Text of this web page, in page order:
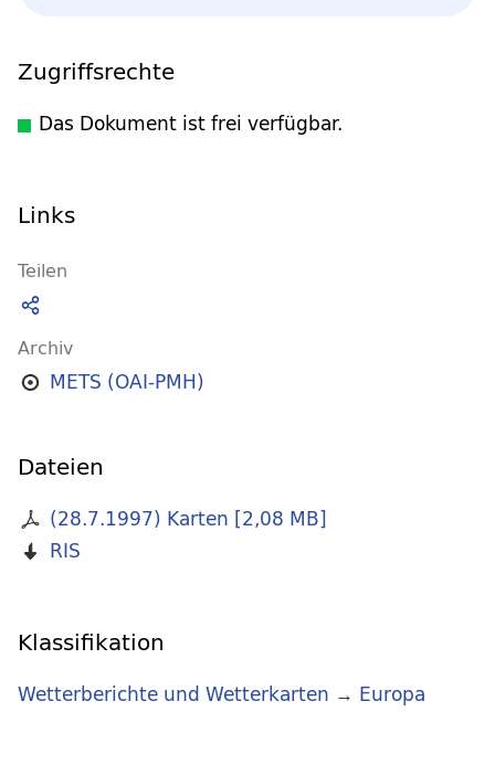
Zugriffsrechte
Das Dokument ist frei verfügbar.
Links
Teilen
Archiv
METS (OAI-PMH)
Dateien
(28.7.1997) Karten [2,08 MB]
RIS
Klassifikation
Wetterberichte und Wetterkarten → Europa